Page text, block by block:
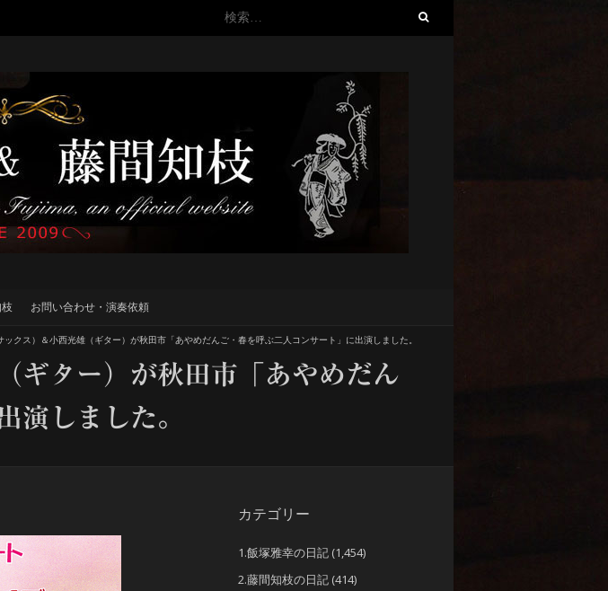
検
お問い合わせ・演奏依頼
ックス）＆小西光雄（ギター）が秋田市「あやめだんご・春を呼ぶ二人コンサート」に出演しました。
ギター）が秋田市「あやめだん
演しました。
カテゴリー
1.飯塚雅幸の日記 (1,454)
2.藤間知枝の日記 (414)